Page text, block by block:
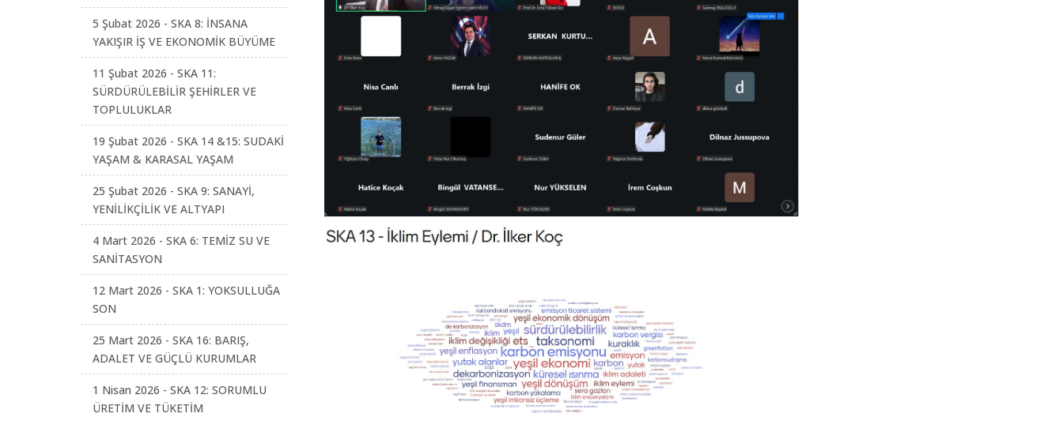
5 Şubat 2026 - SKA 8: İNSANA
YAKIŞIR İŞ VE EKONOMİK BÜYÜME
11 Şubat 2026 - SKA 11:
SÜRDÜRÜLEBİLİR ŞEHİRLER VE
TOPLULUKLAR
19 Şubat 2026 - SKA 14 &15: SUDAKİ
YAŞAM & KARASAL YAŞAM
25 Şubat 2026 - SKA 9: SANAYİ,
YENİLİKÇİLİK VE ALTYAPI
4 Mart 2026 - SKA 6: TEMİZ SU VE
SANİTASYON
12 Mart 2026 - SKA 1: YOKSULLUĞA
SON
25 Mart 2026 - SKA 16: BARIŞ,
ADALET VE GÜÇLÜ KURUMLAR
1 Nisan 2026 - SKA 12: SORUMLU
ÜRETİM VE TÜKETİM